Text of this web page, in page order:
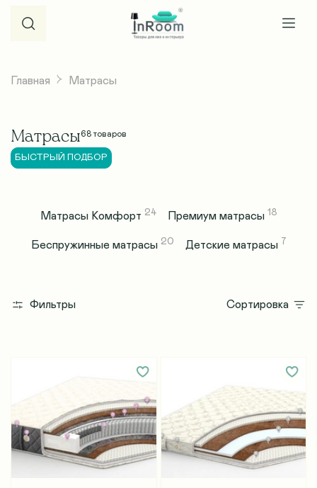
Главная Матрасы
Матрасы68 товаров
БЫСТРЫЙ ПОДБОР
Матрасы Комфорт 24 Премиум матрасы 18
Беспружинные матрасы 20 Детские матрасы 7
Фильтры Сортировка